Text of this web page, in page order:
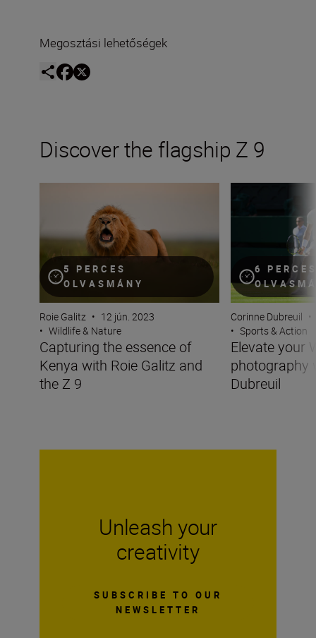
Megosztási lehetőségek
Discover the flagship Z 9
5 PERCES
OLVASMÁNY
Roie Galitz • 12 jún. 2023
• Wildlife & Nature
Capturing the essence of
Kenya with Roie Galitz and
the Z 9
6
Corinne Dubreuil •
• Sports & Action
Elevate your
photography
Dubreuil
Unleash your
creativity
SUBSCRIBE TO OUR
NEWSLETTER